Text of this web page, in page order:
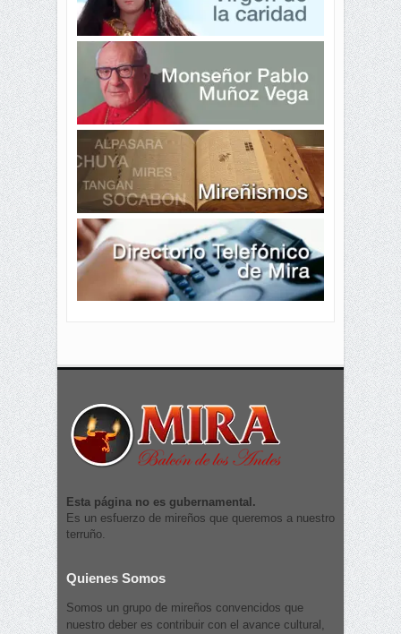
Esta página no es gubernamental.
Es un esfuerzo de mireños que queremos a nuestro
terruño.
Quienes Somos
Somos un grupo de mireños convencidos que
nuestro deber es contribuir con el avance cultural,